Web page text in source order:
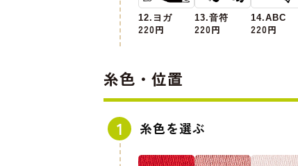
12.ヨガ
220円
13.音符
220円
14.ABC
220円
糸色・位置
糸色を選ぶ